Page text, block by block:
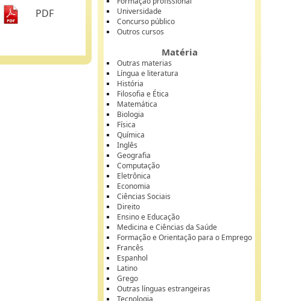
PDF
Universidade
Concurso público
Outros cursos
Matéria
Outras materias
Língua e literatura
História
Filosofia e Ética
Matemática
Biologia
Física
Química
Inglês
Geografia
Computação
Eletrônica
Economia
Ciências Sociais
Direito
Ensino e Educação
Medicina e Ciências da Saúde
Formação e Orientação para o Emprego
Francês
Espanhol
Latino
Grego
Outras línguas estrangeiras
Tecnologia